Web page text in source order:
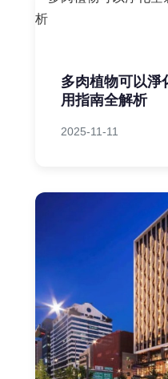
多肉植物可以淨
用指南全解析
2025-11-11